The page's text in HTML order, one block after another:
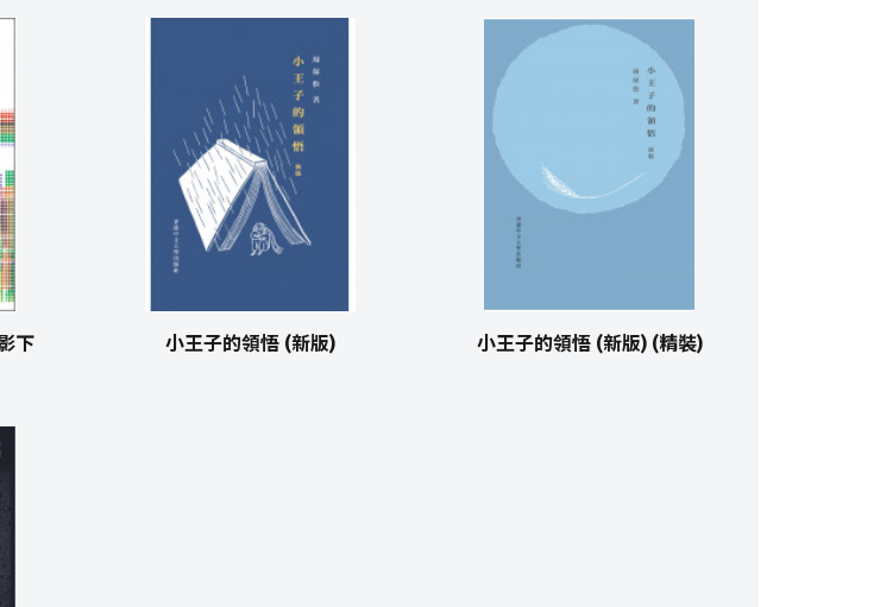
下
小王子的領悟 (新版) 小王子的領悟 (新版) (精裝)